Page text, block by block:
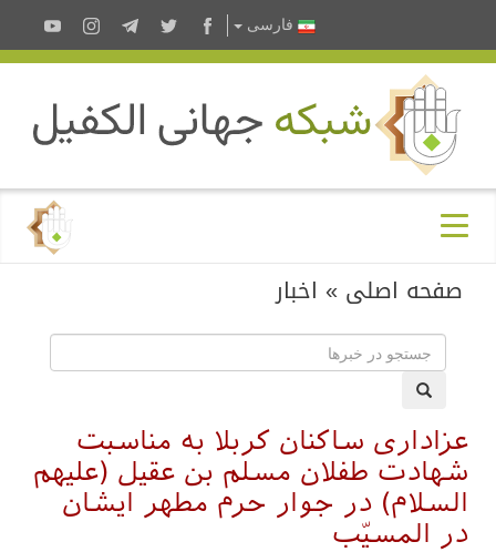
فارسى
صفحه اصلی » اخبار
عزاداری ساکنان کربلا به مناسبت
شهادت طفلان مسلم بن عقیل (علیهم
السلام) در جوار حرم مطهر ایشان
در المسيّب